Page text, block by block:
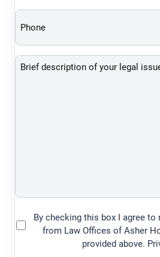
Brief
By checking this box I agree to
from Law Offices of Asher
provided above.